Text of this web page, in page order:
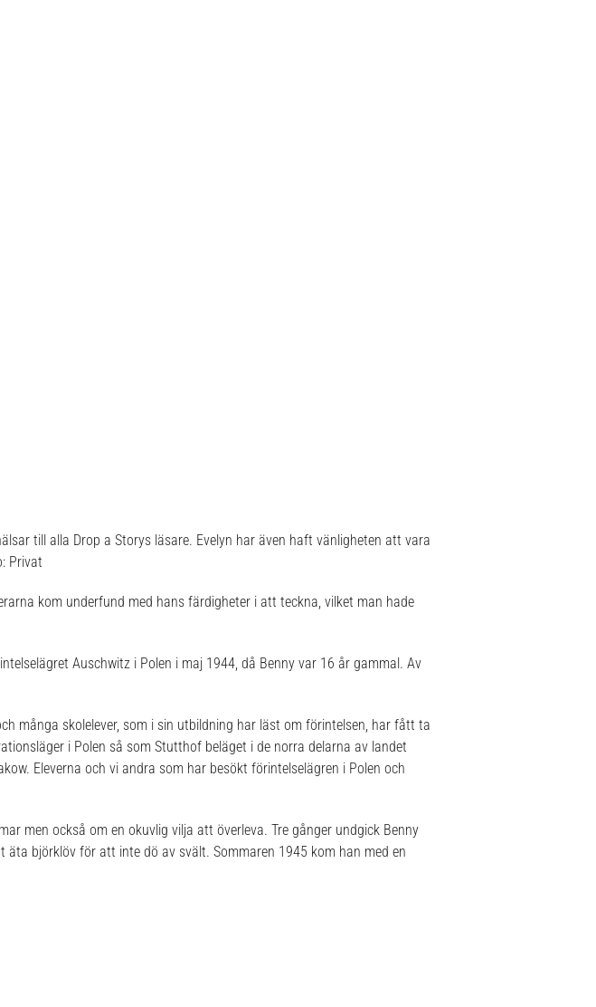
till alla Drop a Storys läsare. Evelyn har även haft vänligheten att vara
Privat
kom underfund med hans färdigheter i att teckna, vilket man hade
Auschwitz i Polen i maj 1944, då Benny var 16 år gammal. Av
många skolelever, som i sin utbildning har läst om förintelsen, har fått ta
i Polen så som Stutthof beläget i de norra delarna av landet
Eleverna och vi andra som har besökt förintelselägren i Polen och
men också om en okuvlig vilja att överleva. Tre gånger undgick Benny
björklöv för att inte dö av svält. Sommaren 1945 kom han med en